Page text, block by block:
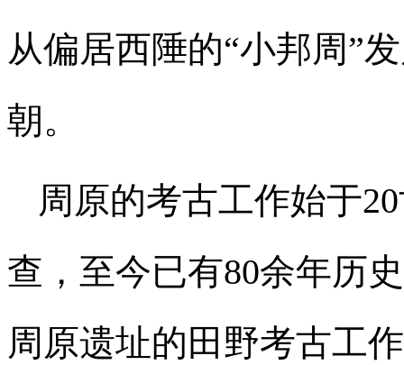
从偏居西陲的“小邦周”
朝。
周原的考古工作始于
查，至今已有80余年历
周原遗址的田野考古工